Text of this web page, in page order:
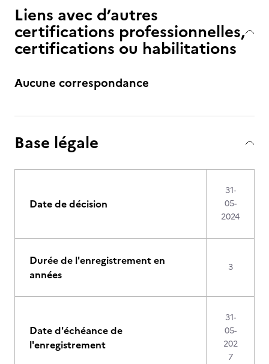
Liens avec d’autres
certifications professionnelles,
certifications ou habilitations
Aucune correspondance
Base légale
Date de décision
31-
05-
2024
Durée de l'enregistrement en
années
3
Date d'échéance de
l'enregistrement
31-
05-
202
7